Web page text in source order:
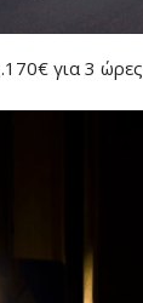
για 3 ώρες